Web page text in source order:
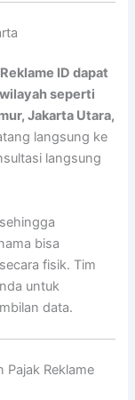
ID dapat
seperti
Jakarta Utara,
langsung ke
langsung
bisa
fisik. Tim
untuk
data.
Pajak Reklame